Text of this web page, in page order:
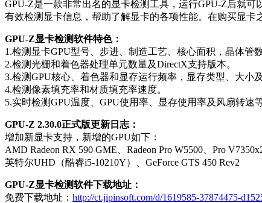
GPU-Z是一款非常出名的显卡检测工具，运行GPU-Z后就
有效检测显卡信息，帮助了解显卡的各项性能。在购买显卡
GPU-Z显卡检测软件特色：
1.检测显卡GPU型号、步进、制造工艺、核心面积，晶体管
2.检测光栅和着色器处理单元数量及DirectX支持版本。
3.检测GPU核心、着色器和显存运行频率，显存类型、大小及
4.检测像素填充率和材质填充率速度。
5.实时检测GPU温度、GPU使用率、显存使用率及风扇转速
GPU-Z 2.30.0正式版更新日志：
增加新显卡支持，新增的GPU如下：
AMD Radeon RX 590 GME、Radeon Pro W5500、Pro
英特尔UHD（酷睿i5-10210Y）、GeForce GTS 450 Rev2
GPU-Z显卡检测软件下载地址：
免费下载地址： http://ct.jipinsoft.com/d/1619585-37874475-